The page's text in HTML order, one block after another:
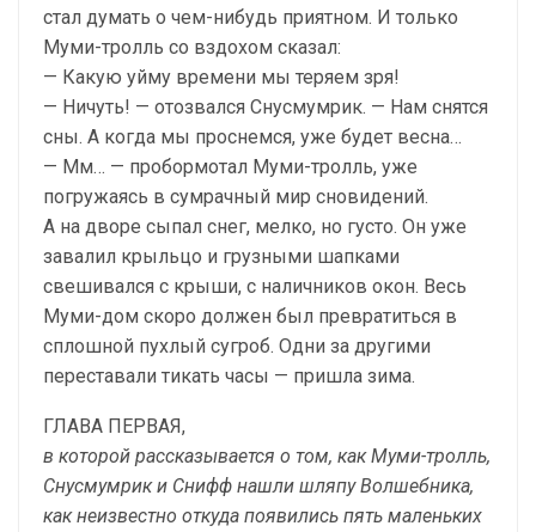
стал думать о чем-нибудь приятном. И только
Муми-тролль со вздохом сказал:
— Какую уйму времени мы теряем зря!
— Ничуть! — отозвался Снусмумрик. — Нам снятся
сны. А когда мы проснемся, уже будет весна…
— Мм… — пробормотал Муми-тролль, уже
погружаясь в сумрачный мир сновидений.
А на дворе сыпал снег, мелко, но густо. Он уже
завалил крыльцо и грузными шапками
свешивался с крыши, с наличников окон. Весь
Муми-дом скоро должен был превратиться в
сплошной пухлый сугроб. Одни за другими
переставали тикать часы — пришла зима.
ГЛАВА ПЕРВАЯ,
в которой рассказывается о том, как Муми-тролль,
Снусмумрик и Снифф нашли шляпу Волшебника,
как неизвестно откуда появились пять маленьких